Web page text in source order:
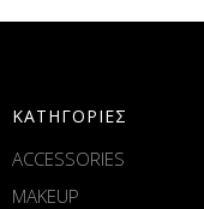
ΚΑΤΗΓΟΡΙΕΣ
ACCESSORIES
MAKEUP